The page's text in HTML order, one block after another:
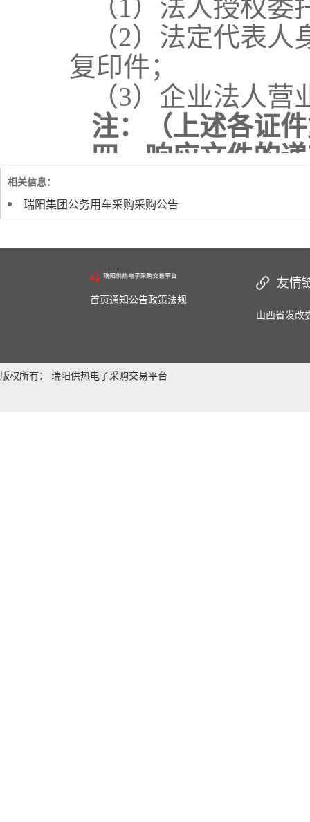
相关信息：
瑞阳集团公务用车采购采购公告
首页通知公告政策法规
友情
山西省发改
版权所有： 瑞阳供热电子采购交易平台